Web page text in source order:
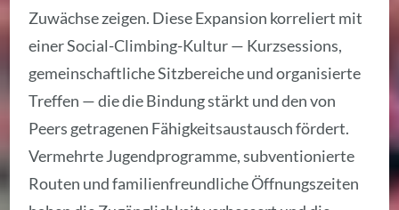
Zuwächse zeigen. Diese Expansion korreliert mit
einer Social-Climbing-Kultur — Kurzsessions,
gemeinschaftliche Sitzbereiche und organisierte
Treffen — die die Bindung stärkt und den von
Peers getragenen Fähigkeitsaustausch fördert.
Vermehrte Jugendprogramme, subventionierte
Routen und familienfreundliche Öffnungszeiten